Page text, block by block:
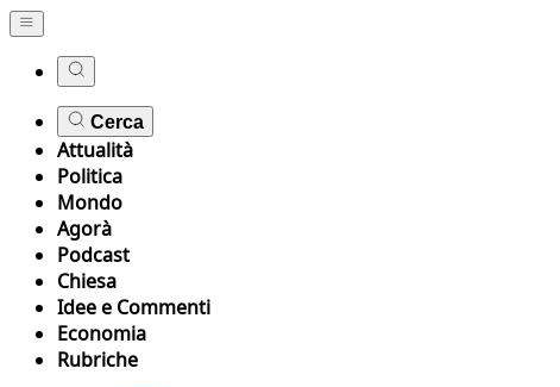
Cerca
Attualità
Politica
Mondo
Agorà
Podcast
Chiesa
Idee e Commenti
Economia
Rubriche